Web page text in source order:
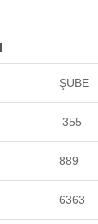
ŞUBE
355
889
6363